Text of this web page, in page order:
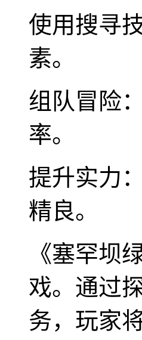
使用搜寻
素。
组队冒险
率。
提升实力
精良。
《塞罕坝
戏。通过
务，玩家